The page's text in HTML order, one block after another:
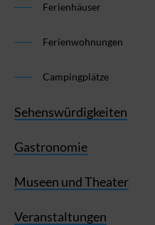
Ferienhäuser
Ferienwohnungen
Campingplätze
Sehenswürdigkeiten
Gastronomie
Museen und Theater
Veranstaltungen